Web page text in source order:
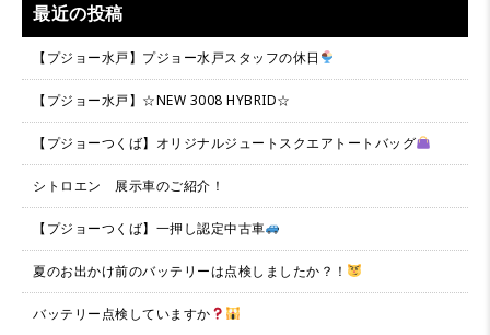
最近の投稿
【プジョー水戸】プジョー水戸スタッフの休日
【プジョー水戸】☆NEW 3008 HYBRID☆
【プジョーつくば】オリジナルジュートスクエアトートバッグ
シトロエン 展示車のご紹介！
【プジョーつくば】一押し認定中古車
夏のお出かけ前のバッテリーは点検しましたか？！
バッテリー点検していますか